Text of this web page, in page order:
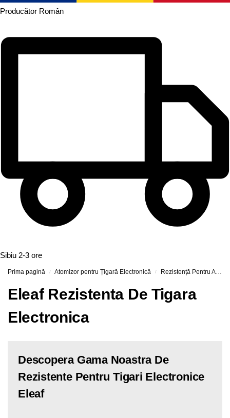
Producător Român
Sibiu 2-3 ore
Prima pagină / Atomizor pentru Țigară Electronică / Rezistență Pentru Atomizor De Țigară Electronică
Eleaf Rezistenta De Tigara
Electronica
Descopera Gama Noastra De
Rezistente Pentru Tigari Electronice
Eleaf